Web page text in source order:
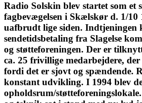
Radio Solskin blev startet som et
fagbevægelsen i Skælskør d. 1/
uafbrudt lige siden. Indtjeningen
sendetidsbetaling fra Slagelse
og støtteforeningen. Der er
ca. 25 frivillige medarbejdere,
fordi det er sjovt og spændende.
konstant udvikling. I 1994 blev
opholdsrum/